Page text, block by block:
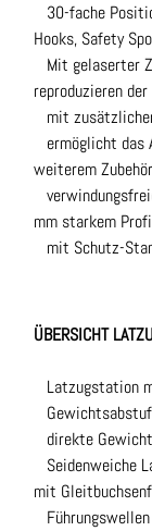
30-fache
Hooks, Safety
Mit gelaserter
reproduzieren
mit
ermöglicht das
weiterem Zubehör
mm starkem
mit Schutz-
ÜBERSICHT
Latzugstation
direkte
Seidenweiche
mit